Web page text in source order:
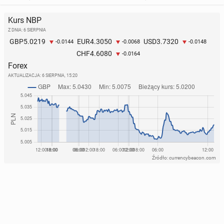
Kurs NBP
Z DNIA: 6 SIERPNIA
GBP5.0219 -0.0144 EUR4.3050 -0.0068 USD3.7320 -0.0148
CHF4.6080 -0.0164
Forex
AKTUALIZACJA: 6 SIERPNIA, 15:20
Źródło: currencybeacon.com